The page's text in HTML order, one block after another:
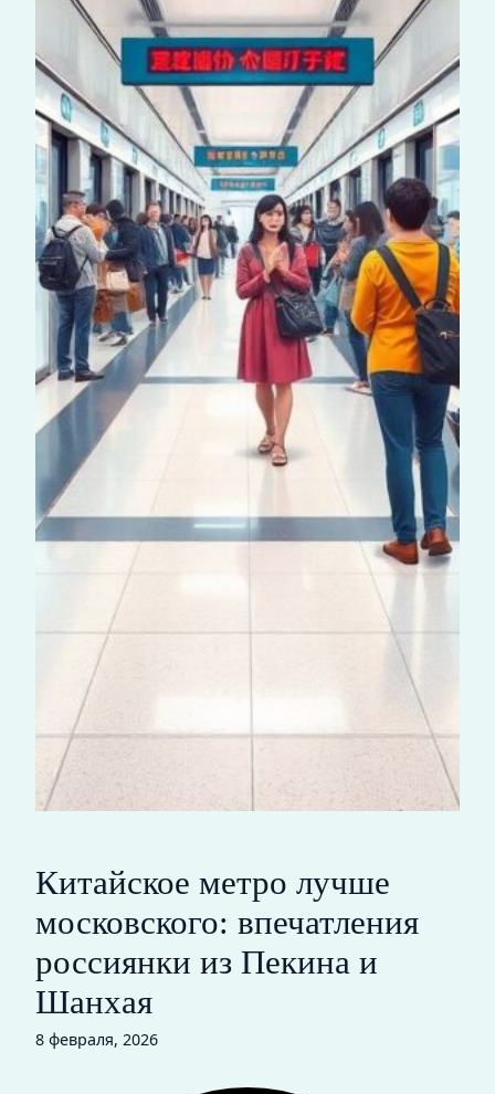
Китайское метро лучше
московского: впечатления
россиянки из Пекина и
Шанхая
8 февраля, 2026